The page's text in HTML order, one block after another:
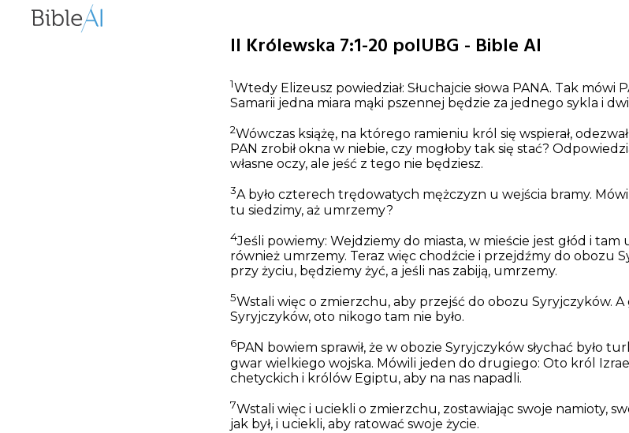
II Królewska 7:1-20 polUBG - Bible AI
1Wtedy Elizeusz powiedział: Słuchajcie słowa PANA. Tak
Samarii jedna miara mąki pszennej będzie za jednego sykla i
2Wówczas książę, na którego ramieniu król się wspierał,
PAN zrobił okna w niebie, czy mogłoby tak się stać?
własne oczy, ale jeść z tego nie będziesz.
3A było czterech trędowatych mężczyzn u wejścia bramy.
tu siedzimy, aż umrzemy?
4Jeśli powiemy: Wejdziemy do miasta, w mieście jest głód i
również umrzemy. Teraz więc chodźcie i przejdźmy do obozu
przy życiu, będziemy żyć, a jeśli nas zabiją, umrzemy.
5Wstali więc o zmierzchu, aby przejść do obozu Syryjczyków.
Syryjczyków, oto nikogo tam nie było.
6PAN bowiem sprawił, że w obozie Syryjczyków słychać było
gwar wielkiego wojska. Mówili jeden do drugiego: Oto król
chetyckich i królów Egiptu, aby na nas napadli.
7Wstali więc i uciekli o zmierzchu, zostawiając swoje namioty,
jak był, i uciekli, aby ratować swoje życie.